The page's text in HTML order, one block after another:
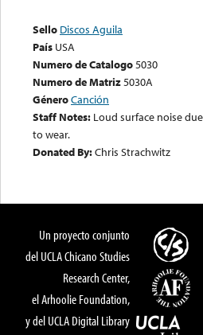
Sello Discos Aguila
País USA
Numero de Catalogo5030
Numero de Matriz5030A
GéneroCanción
Staff Notes: Loud surface noise due
to wear.
Donated By:Chris Strachwitz
Un proyecto conjunto
del UCLA Chicano Studies
Research Center,
el Arhoolie Foundation,
y del UCLA Digital Library